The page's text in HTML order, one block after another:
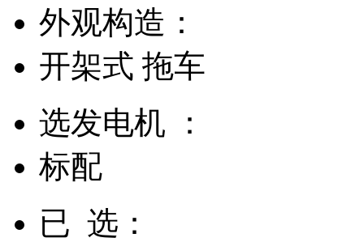
外观构造：
开架式 拖车
选发电机 ：
标配
已 选：